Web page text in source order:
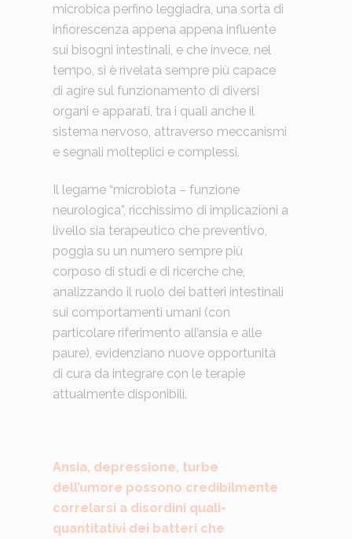
microbica perfino leggiadra, una sorta di
infiorescenza appena appena influente
sui bisogni intestinali, e che invece, nel
tempo, si è rivelata sempre più capace
di agire sul funzionamento di diversi
organi e apparati, tra i quali anche il
sistema nervoso, attraverso meccanismi
e segnali molteplici e complessi.
Il legame “microbiota – funzione
neurologica”, ricchissimo di implicazioni a
livello sia terapeutico che preventivo,
poggia su un numero sempre più
corposo di studi e di ricerche che,
analizzando il ruolo dei batteri intestinali
sui comportamenti umani (con
particolare riferimento all’ansia e alle
paure), evidenziano nuove opportunità
di cura da integrare con le terapie
attualmente disponibili.
Ansia, depressione, turbe
dell’umore possono credibilmente
correlarsi a disordini quali-
quantitativi dei batteri che